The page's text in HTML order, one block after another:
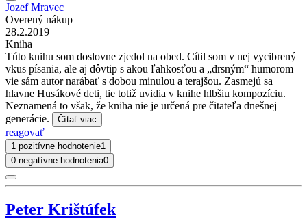
Jozef Mravec
Overený nákup
28.2.2019
Kniha
Túto knihu som doslovne zjedol na obed. Cítil som v nej vycibrený
vkus písania, ale aj dôvtip s akou ľahkosťou a „drsným“ humorom
vie sám autor narábať s dobou minulou a terajšou. Zasmejú sa
hlavne Husákové deti, tie totiž uvidia v knihe hlbšiu kompozíciu.
Neznamená to však, že kniha nie je určená pre čitateľa dnešnej
generácie.
Čítať viac
reagovať
1 pozitívne hodnotenie1
0 negatívne hodnotenia0
Peter Krištúfek